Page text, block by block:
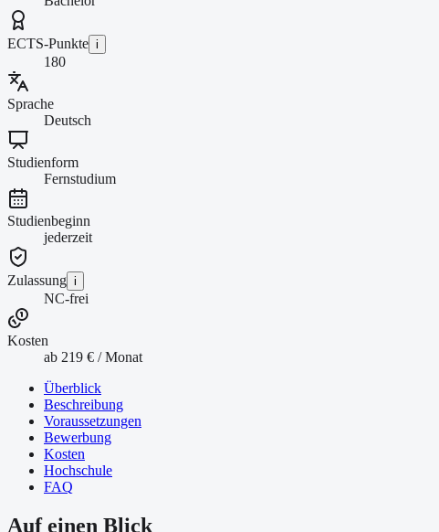
ECTS-Punkte i
180
Sprache
Deutsch
Studienform
Fernstudium
Studienbeginn
jederzeit
Zulassung i
NC-frei
Kosten
ab 219 € / Monat
Überblick
Beschreibung
Voraussetzungen
Bewerbung
Kosten
Hochschule
FAQ
Auf einen Blick